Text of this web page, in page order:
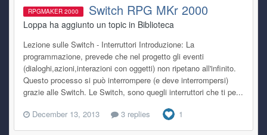
RPGMAKER 2000 Switch RPG MKr 2000
Loppa ha aggiunto un topic in Biblioteca
Lezione sulle Switch - Interruttori Introduzione: La
programmazione, prevede che nel progetto gli eventi
(dialoghi,azioni,interazioni con oggetti) non ripetano all'infinito.
Questo processo si può interrompere (e deve interrompersi)
grazie alle Switch. Le Switch, sono quegli interruttori che ti pe...
December 13, 2013
3 replies 1